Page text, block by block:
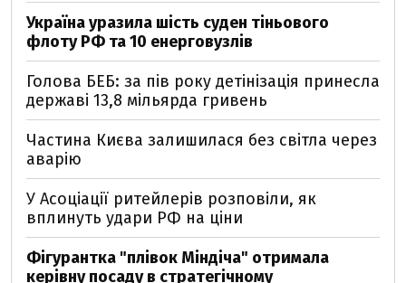
Україна уразила шість суден тіньового
флоту РФ та 10 енерговузлів
Голова БЕБ: за пів року детінізація принесла
державі 13,8 мільярда гривень
Частина Києва залишилася без світла через
аварію
У Асоціації ритейлерів розповіли, як
вплинуть удари РФ на ціни
Фігурантка "плівок Міндіча" отримала
керівну посаду в стратегічному